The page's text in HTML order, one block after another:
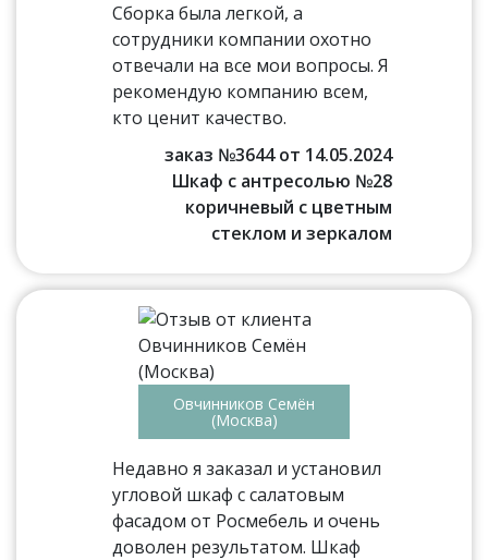
Сборка была легкой, а
сотрудники компании охотно
отвечали на все мои вопросы. Я
рекомендую компанию всем,
кто ценит качество.
заказ №3644 от 14.05.2024
Шкаф с антресолью №28
коричневый с цветным
стеклом и зеркалом
Овчинников Семён
(Москва)
Недавно я заказал и установил
угловой шкаф с салатовым
фасадом от Росмебель и очень
доволен результатом. Шкаф